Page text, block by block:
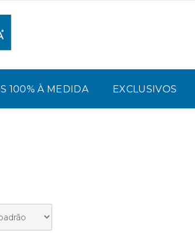
100% À MEDIDA EXCLUSIVOS